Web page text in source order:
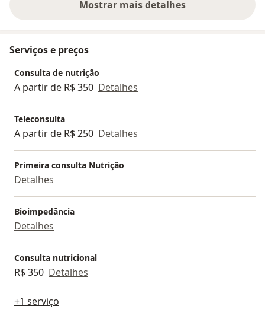
Mostrar mais detalhes
sobre a experiência
Serviços e preços
Consulta de nutrição
A partir de R$ 350 Detalhes
Teleconsulta
A partir de R$ 250 Detalhes
Primeira consulta Nutrição
Detalhes
Bioimpedância
Detalhes
Consulta nutricional
R$ 350 Detalhes
+1 serviço